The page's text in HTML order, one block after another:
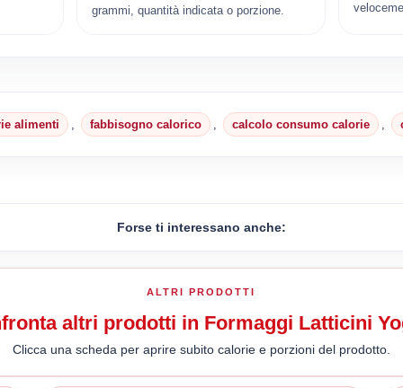
grammi, quantità indicata o porzione.
alimenti fabbisogno calorico calcolo consumo calorie
Forse ti interessano anche:
ALTRI PRODOTTI
altri prodotti in Formaggi Latticini
Clicca una scheda per aprire subito calorie e porzioni del prodotto.